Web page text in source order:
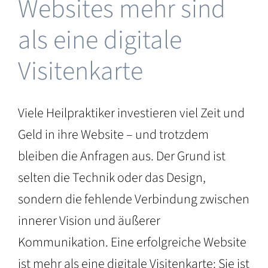
Websites mehr sind
als eine digitale
Visitenkarte
Viele Heilpraktiker investieren viel Zeit und
Geld in ihre Website – und trotzdem
bleiben die Anfragen aus. Der Grund ist
selten die Technik oder das Design,
sondern die fehlende Verbindung zwischen
innerer Vision und äußerer
Kommunikation. Eine erfolgreiche Website
ist mehr als eine digitale Visitenkarte: Sie ist